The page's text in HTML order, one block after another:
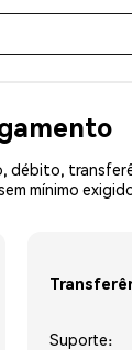
mínimo
Suporte: